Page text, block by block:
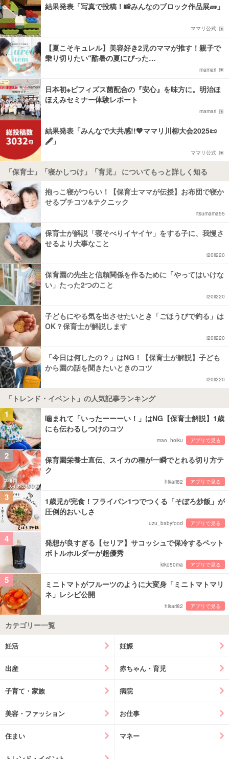
結果発表「写真で投稿！📸みんなのブロック作品展🧱」
ママリ公式
【夏こそキュレル】美容好き2児のママが推す！親子で
乗り切りたい“酷暑の夏にぴった…
mamari
日本初※ビフィズス菌配合の『安心』を味方に。明治ほ
ほえみセミナー体験レポート
mamari
結果発表「みんなで大共感!!💖ママリ川柳大会2025📜
🖋️」
ママリ公式
「保育士」「寝かしつけ」「育児」 についてもっと詳しく知る
抱っこ寝がつらい！【保育士ママが伝授】お布団で寝か
せるプチコツ&テクニック
itsumama55
保育士が解説「寝そべりイヤイヤ」をする子に、我慢さ
せるより大事なこと
i20ii220
保育園の先生と信頼関係を作るために「やってはいけな
い」たった2つのこと
i20ii220
子どもにやる気を出させたいとき「ごほうびで釣る」は
OK？保育士が解説します
i20ii220
「今日は何したの？」はNG！【保育士が解説】子ども
から園の話を聞きたいときのコツ
i20ii220
「トレンド・イベント」の人気記事ランキング
1
噛まれて「いったーーーい！」はNG【保育士解説】1歳
にも伝わるしつけのコツ
mao_hoiku アプリで見る
2
保育園栄養士直伝、スイカの種が一瞬でとれる切り方テ
ク
hikari82 アプリで見る
3
1歳児が完食！フライパン1つでつくる「そぼろ炒飯」が
圧倒的おいしさ
uzu_babyfood アプリで見る
4
発想が良すぎる【セリア】サコッシュで保冷するペット
ボトルホルダーが超優秀
kiko50ma アプリで見る
5
ミニトマトがフルーツのように大変身「ミニトマトマリ
ネ」レシピ公開
hikari82 アプリで見る
カテゴリー一覧
妊活 妊娠
出産 赤ちゃん・育児
子育て・家族 病院
美容・ファッション お仕事
住まい マネー